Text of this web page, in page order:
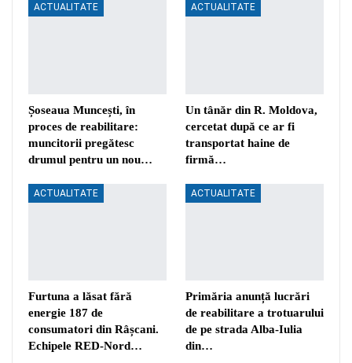
ACTUALITATE
Șoseaua Muncești, în
proces de reabilitare:
muncitorii pregătesc
drumul pentru un nou…
ACTUALITATE
Un tânăr din R. Moldova,
cercetat după ce ar fi
transportat haine de
firmă…
ACTUALITATE
Furtuna a lăsat fără
energie 187 de
consumatori din Râșcani.
Echipele RED-Nord…
ACTUALITATE
Primăria anunță lucrări
de reabilitare a trotuarului
de pe strada Alba-Iulia
din…